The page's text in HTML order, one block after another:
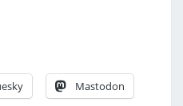
Mastodon